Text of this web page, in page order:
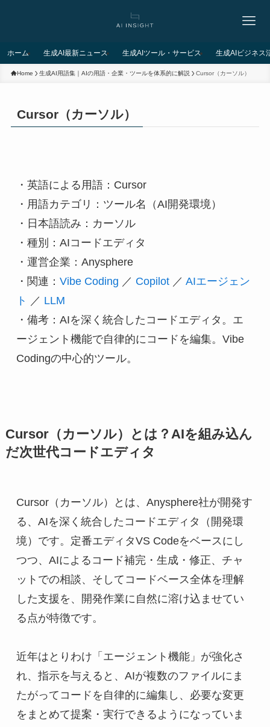
ホーム 生成AI最新ニュース 生成AIツール・サービス 生成AIビジネス
Home 生成AI用語集｜AIの用語・企業・ツールを体系的に解説 Cursor（カーソル）
Cursor（カーソル）
・英語による用語：Cursor
・用語カテゴリ：ツール名（AI開発環境）
・日本語読み：カーソル
・種別：AIコードエディタ
・運営企業：Anysphere
・関連： Vibe Coding ／ Copilot ／ AIエージェン
ト ／ LLM
・備考：AIを深く統合したコードエディタ。エ
ージェント機能で自律的にコードを編集。Vibe
Codingの中心的ツール。
Cursor（カーソル）とは？AIを組み込ん
だ次世代コードエディタ
Cursor（カーソル）とは、Anysphere社が開発す
る、AIを深く統合したコードエディタ（開発環
境）です。定番エディタVS Codeをベースにし
つつ、AIによるコード補完・生成・修正、チャ
ットでの相談、そしてコードベース全体を理解
した支援を、開発作業に自然に溶け込ませてい
る点が特徴です。
近年はとりわけ「エージェント機能」が強化さ
れ、指示を与えると、AIが複数のファイルにま
たがってコードを自律的に編集し、必要な変更
をまとめて提案・実行できるようになっていま